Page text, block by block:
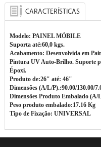
CARACTERÍSTICAS
Modelo: PAINEL MÓBILE
Suporta até:60,0 kgs.
Acabamento: Desenvolvida em
Pintura UV Auto-Brilho. Suporte
Époxi.
Produto de:26" até: 46"
Dimensões (A/L/P).:90.00/130.00/
Dimensões Produto Embalado (A/
Peso produto embalado:17.16 Kg
Tipo de Fixação: UNIVERSAL